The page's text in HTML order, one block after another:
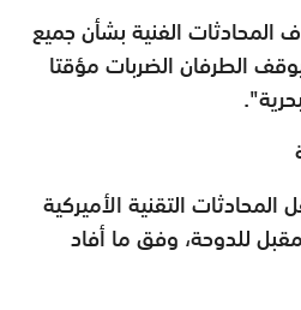
المحادثات الفنية بشأن جميع
الطرفان الضربات مؤقتا
التقنية الأميركية
المقبل للدوحة، وفق ما أفاد